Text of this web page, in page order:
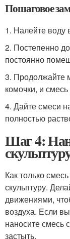
Пошаговое
1. Налейте воду
2. Постепенно
постоянно
3. Продолжайте
комочки, и
4. Дайте смеси
полностью
Шаг 4:
Как только
скульптуру.
движениями,
воздуха. Если
наносите смесь
застыть.